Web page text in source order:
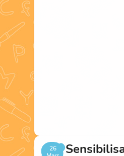
Le but ? Couper la
La tradition ? On
Que l'on soit un
magique et chasser
26